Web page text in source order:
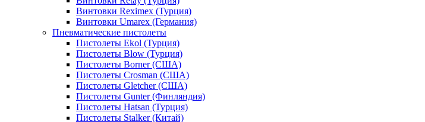
Винтовки Reximex (Турция)
Винтовки Umarex (Германия)
Пневматические пистолеты
Пистолеты Ekol (Турция)
Пистолеты Blow (Турция)
Пистолеты Borner (США)
Пистолеты Crosman (США)
Пистолеты Gletcher (США)
Пистолеты Gunter (Финляндия)
Пистолеты Hatsan (Турция)
Пистолеты Stalker (Китай)